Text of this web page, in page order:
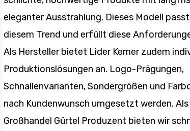
eleganter Ausstrahlung. Dieses Modell
diesem Trend und erfüllt diese
Als Hersteller bietet Lider Kemer zudem
Produktionslösungen an. Logo-Prägungen,
Schnallenvarianten, Sondergrößen und
nach Kundenwunsch umgesetzt werden.
Großhandel Gürtel Produzent bieten wir